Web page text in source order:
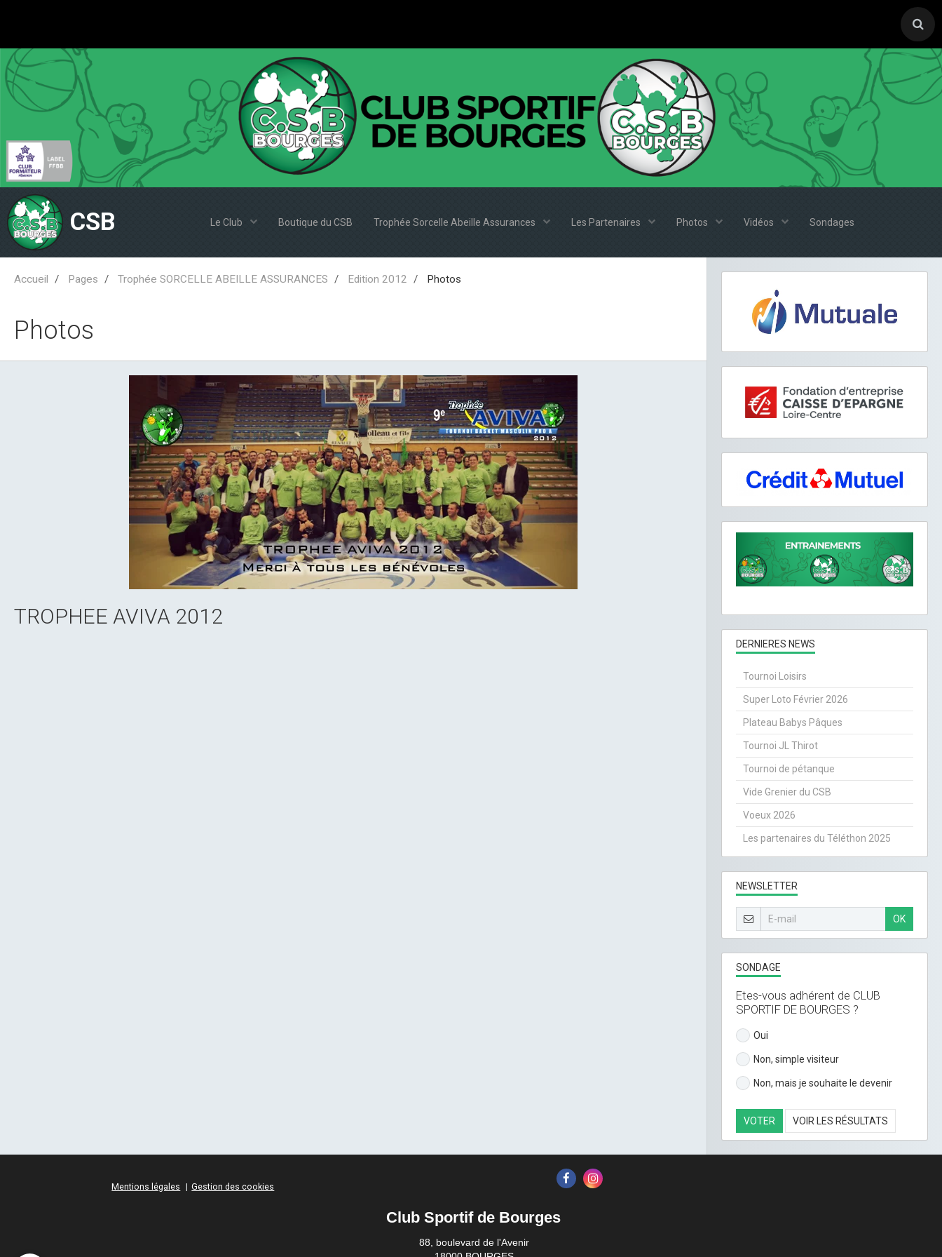
CSB Le Club Boutique du CSB Trophée Sorcelle Abeille Assurances Les Partenaires Photos Vidéos Sondages
Accueil Pages Trophée SORCELLE ABEILLE ASSURANCES Edition 2012 Photos
Photos
TROPHEE AVIVA 2012
DERNIERES NEWS
Tournoi Loisirs
Super Loto Février 2026
Plateau Babys Pâques
Tournoi JL Thirot
Tournoi de pétanque
Vide Grenier du CSB
Voeux 2026
Les partenaires du Téléthon 2025
NEWSLETTER
OK
SONDAGE
Etes-vous adhérent de CLUB
SPORTIF DE BOURGES ?
Oui
Non, simple visiteur
Non, mais je souhaite le devenir
VOTER VOIR LES RÉSULTATS
Mentions légales Gestion des cookies
Club Sportif de Bourges
88, boulevard de l'Avenir